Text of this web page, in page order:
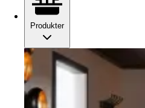
Produkter